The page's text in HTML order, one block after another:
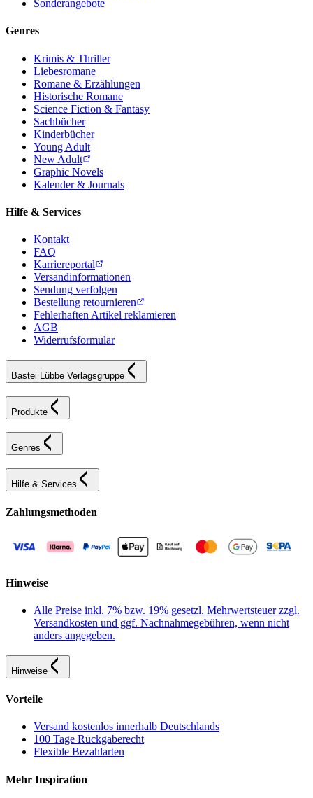
Sonderangebote
Genres
Krimis & Thriller
Liebesromane
Romane & Erzählungen
Historische Romane
Science Fiction & Fantasy
Sachbücher
Kinderbücher
Young Adult
New Adult
Graphic Novels
Kalender & Journals
Hilfe & Services
Kontakt
FAQ
Karriereportal
Versandinformationen
Sendung verfolgen
Bestellung retournieren
Fehlerhaften Artikel reklamieren
AGB
Widerrufsformular
Bastei Lübbe Verlagsgruppe
Produkte
Genres
Hilfe & Services
Zahlungsmethoden
Hinweise
Alle Preise inkl. 7% bzw. 19% gesetzl. Mehrwertsteuer zzgl.
Versandkosten und ggf. Nachnahmegebühren, wenn nicht
anders angegeben.
Hinweise
Vorteile
Versand kostenlos innerhalb Deutschlands
100 Tage Rückgaberecht
Flexible Bezahlarten
Mehr Inspiration